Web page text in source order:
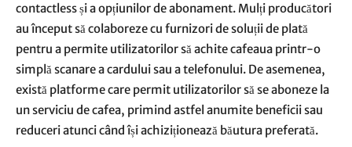
contactless și a opțiunilor de abonament. Mulți producători
au început să colaboreze cu furnizori de soluții de plată
pentru a permite utilizatorilor să achite cafeaua printr-o
simplă scanare a cardului sau a telefonului. De asemenea,
există platforme care permit utilizatorilor să se aboneze la
un serviciu de cafea, primind astfel anumite beneficii sau
reduceri atunci când își achiziționează băutura preferată.